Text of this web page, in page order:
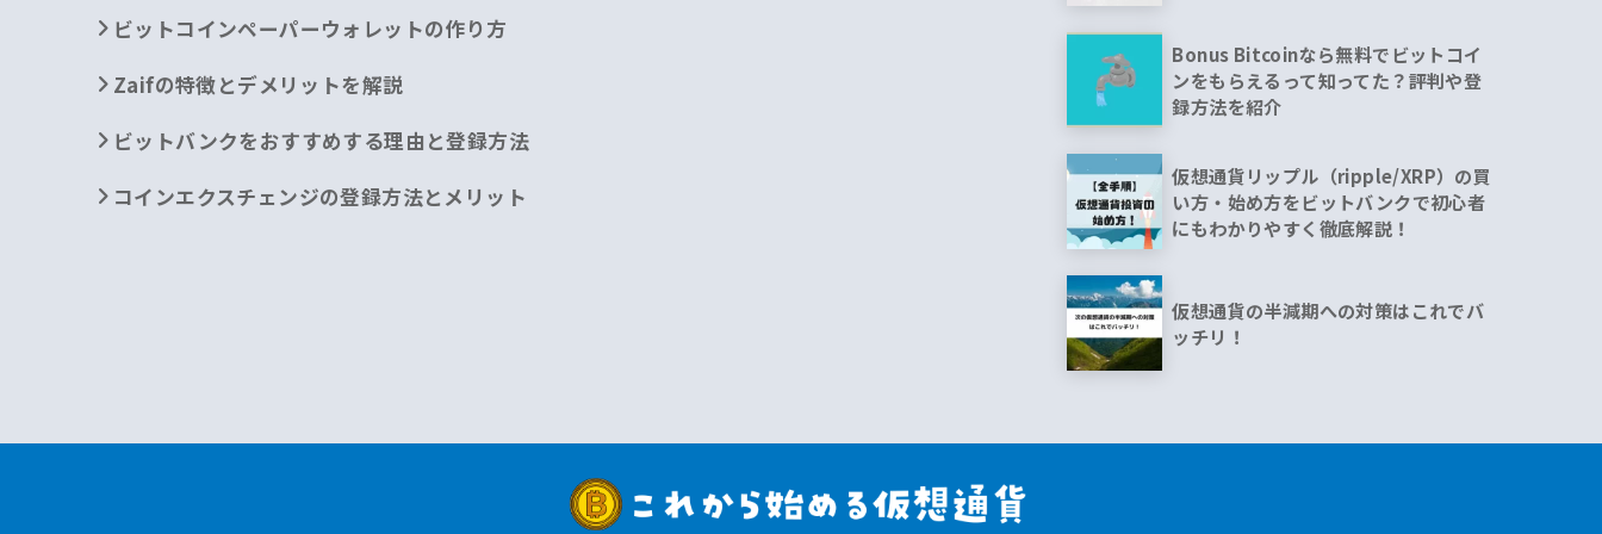
ビットコインペーパーウォレットの作り方
Zaifの特徴とデメリットを解説
ビットバンクをおすすめする理由と登録方法
コインエクスチェンジの登録方法とメリット
Bonus Bitcoinなら無料でビットコイ
ンをもらえるって知ってた？評判や登
録方法を紹介
仮想通貨リップル（ripple/XRP）の買
い方・始め方をビットバンクで初心者
にもわかりやすく徹底解説！
仮想通貨の半減期への対策はこれでバ
ッチリ！